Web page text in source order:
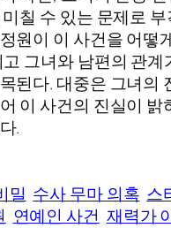
칠 수 있는 문제로
원이 이 사건을 어떻
그녀와 남편의 관계
된다. 대중은 그녀의
이 사건의 진실이 밝
.
밀 수사 무마 의혹 스
연예인 사건 재력가